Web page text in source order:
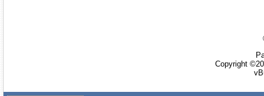
Copyright